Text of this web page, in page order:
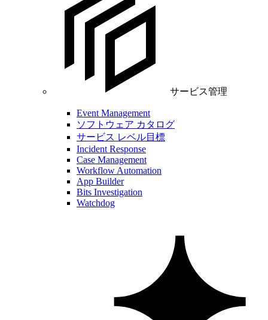
サービス管理
Event Management
ソフトウェア カタログ
サービス レベル目標
Incident Response
Case Management
Workflow Automation
App Builder
Bits Investigation
Watchdog